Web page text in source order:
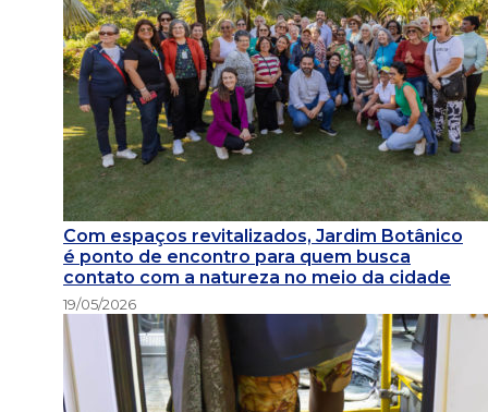
Com espaços revitalizados, Jardim Botânico
é ponto de encontro para quem busca
contato com a natureza no meio da cidade
19/05/2026